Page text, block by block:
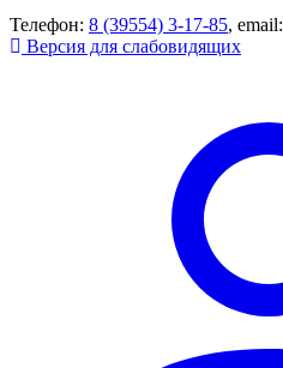
Телефон: 8 (39554) 3-17-85, email:
Версия для слабовидящих